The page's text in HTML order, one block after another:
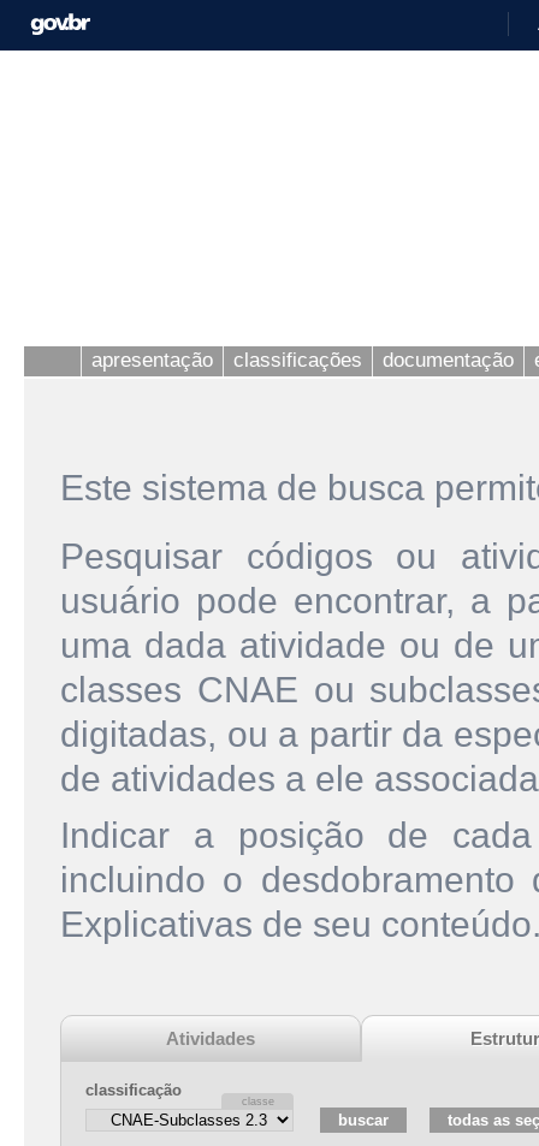
apresentação classificações documentação
Este sistema de busca
Pesquisar códigos ou
usuário pode encontrar, a
uma dada atividade ou de
classes CNAE ou
digitadas, ou a partir da
de atividades a ele
Indicar a posição de
incluindo o
Explicativas de seu
Atividades
classificação